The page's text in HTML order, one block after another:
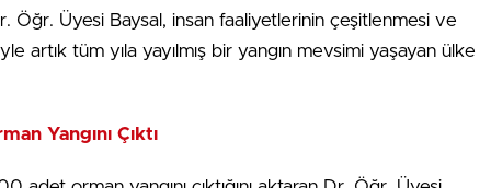
Öğr. Üyesi Baysal, insan faaliyetlerinin çeşitlenmesi ve
artık tüm yıla yayılmış bir yangın mevsimi yaşayan ülke
Yangını Çıktı